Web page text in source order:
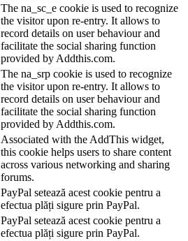
The na_sc_e cookie is used to recognize
the visitor upon re-entry. It allows to
record details on user behaviour and
facilitate the social sharing function
provided by Addthis.com.
The na_srp cookie is used to recognize
the visitor upon re-entry. It allows to
record details on user behaviour and
facilitate the social sharing function
provided by Addthis.com.
Associated with the AddThis widget,
this cookie helps users to share content
across various networking and sharing
forums.
PayPal setează acest cookie pentru a
efectua plăți sigure prin PayPal.
PayPal setează acest cookie pentru a
efectua plăți sigure prin PayPal.